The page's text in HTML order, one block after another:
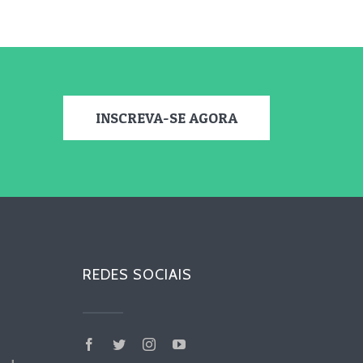
INSCREVA-SE AGORA
REDES SOCIAIS